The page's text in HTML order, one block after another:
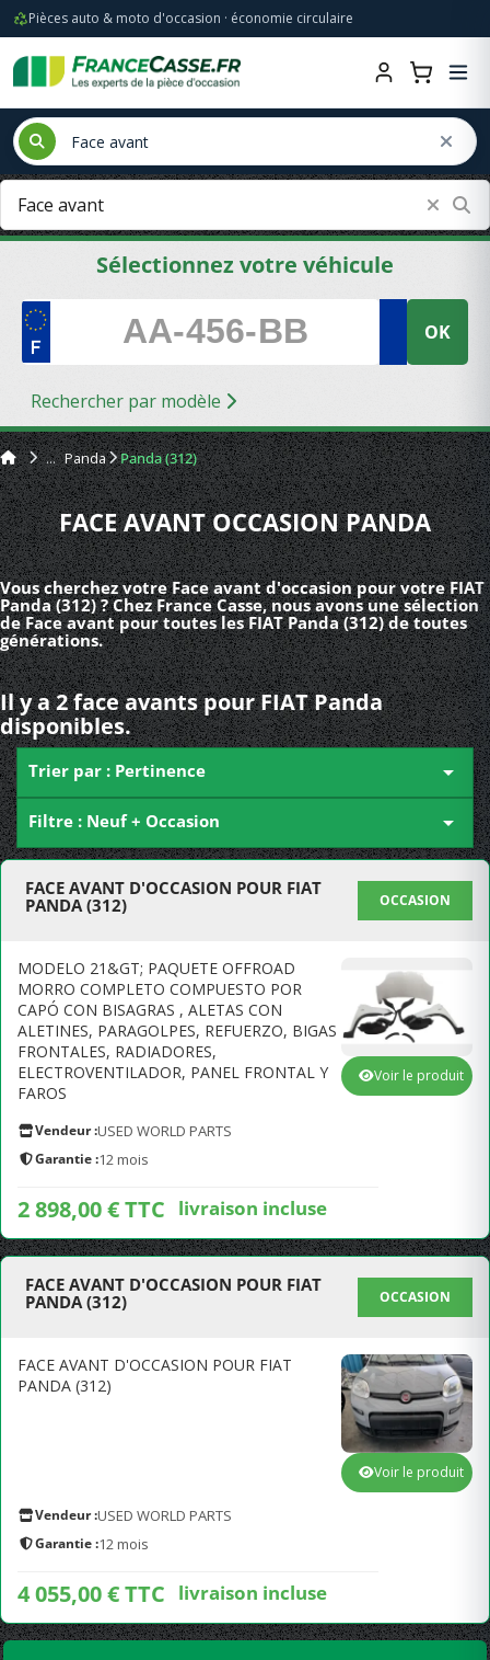
Pièces auto & moto d'occasion · économie circulaire
Sélectionnez votre véhicule
OK
Rechercher par modèle
Panda Panda (312)
FACE AVANT OCCASION PANDA
Vous cherchez votre Face avant d'occasion pour votre FIAT
Panda (312) ? Chez France Casse, nous avons une sélection
de Face avant pour toutes les FIAT Panda (312) de toutes
générations.
Il y a 2 face avants pour FIAT Panda
disponibles.
Trier par : Pertinence 
Filtre : Neuf + Occasion 
FACE AVANT D'OCCASION POUR FIAT
PANDA (312)
OCCASION
MODELO 21&GT; PAQUETE OFFROAD
MORRO COMPLETO COMPUESTO POR
CAPÓ CON BISAGRAS , ALETAS CON
ALETINES, PARAGOLPES, REFUERZO, BIGAS
FRONTALES, RADIADORES,
ELECTROVENTILADOR, PANEL FRONTAL Y
FAROS
Vendeur :USED WORLD PARTS
Garantie :12 mois
2 898,00 € TTC livraison incluse
Voir le produit
FACE AVANT D'OCCASION POUR FIAT
PANDA (312)
OCCASION
FACE AVANT D'OCCASION POUR FIAT
PANDA (312)
Vendeur :USED WORLD PARTS
Garantie :12 mois
4 055,00 € TTC livraison incluse
Voir le produit